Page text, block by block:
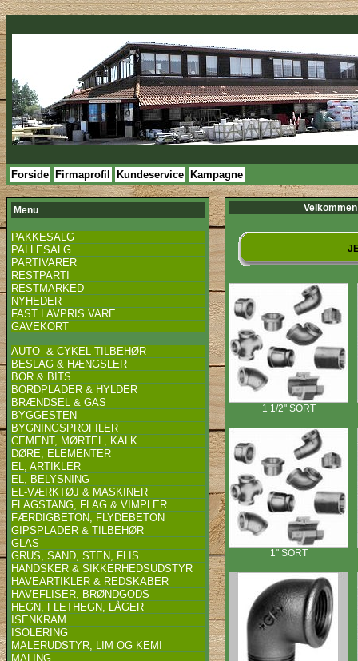
Forside Firmaprofil Kundeservice Kampagne
Menu
PAKKESALG
PALLESALG
PARTIVARER
RESTPARTI
RESTMARKED
NYHEDER
FAST LAVPRIS VARE
GAVEKORT
AUTO- & CYKEL-TILBEHØR
BESLAG & HÆNGSLER
BOR & BITS
BORDPLADER & HYLDER
BRÆNDSEL & GAS
BYGGESTEN
BYGNINGSPROFILER
CEMENT, MØRTEL, KALK
DØRE, ELEMENTER
EL, ARTIKLER
EL, BELYSNING
EL-VÆRKTØJ & MASKINER
FLAGSTANG, FLAG & VIMPLER
FÆRDIGBETON, FLYDEBETON
GIPSPLADER & TILBEHØR
GLAS
GRUS, SAND, STEN, FLIS
HANDSKER & SIKKERHEDSUDSTYR
HAVEARTIKLER & REDSKABER
HAVEFLISER, BRØNDGODS
HEGN, FLETHEGN, LÅGER
ISENKRAM
ISOLERING
MALERUDSTYR, LIM OG KEMI
MALING
1 1/2" SORT
1" SORT